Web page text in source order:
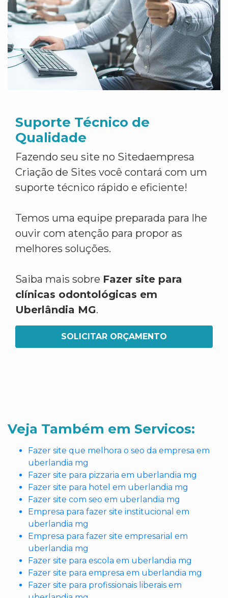
Suporte Técnico de
Qualidade
Fazendo seu site no Sitedaempresa
Criação de Sites você contará com um
suporte técnico rápido e eficiente!
Temos uma equipe preparada para lhe
ouvir com atenção para propor as
melhores soluções.
Saiba mais sobre Fazer site para
clínicas odontológicas em
Uberlândia MG.
SOLICITAR ORÇAMENTO
Veja Também em Servicos:
Fazer site que melhora o seo da empresa em
uberlandia mg
Fazer site para pizzaria em uberlandia mg
Fazer site para hotel em uberlandia mg
Fazer site com seo em uberlandia mg
Empresa para fazer site institucional em
uberlandia mg
Empresa para fazer site empresarial em
uberlandia mg
Fazer site para escola em uberlandia mg
Fazer site para empresa em uberlandia mg
Fazer site para profissionais liberais em